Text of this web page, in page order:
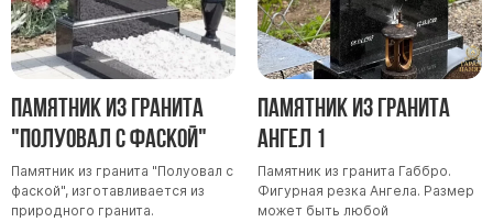
Памятники из цветного гранита
Памятники красные
Памятники красно-черные
Памятники коричневые
Памятники серые
Памятники зеленые
Памятники из Дымовского гранита
Памятник из гранита
"Полуовал с фаской"
Памятник из гранита "Полуовал с
фаской", изготавливается из
природного гранита.
Памятник из гранита
Ангел 1
Памятник из гранита Габбро.
Фигурная резка Ангела. Размер
может быть любой